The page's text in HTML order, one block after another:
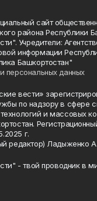
сайт
района Республики
Учредители:
информации
Башкортостан"
персональных данных
вести»
по надзору в сфере
и массовых
г.
редактор) Ладыженко
- твой проводник в